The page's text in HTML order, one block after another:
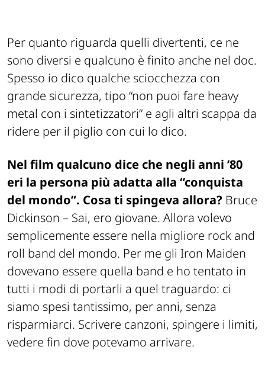
Per quanto riguarda quelli divertenti, ce ne
sono diversi e qualcuno è finito anche nel doc.
Spesso io dico qualche sciocchezza con
grande sicurezza, tipo “non puoi fare heavy
metal con i sintetizzatori” e agli altri scappa da
ridere per il piglio con cui lo dico.
Nel film qualcuno dice che negli anni ’80
eri la persona più adatta alla “conquista
del mondo”. Cosa ti spingeva allora? Bruce
Dickinson – Sai, ero giovane. Allora volevo
semplicemente essere nella migliore rock and
roll band del mondo. Per me gli Iron Maiden
dovevano essere quella band e ho tentato in
tutti i modi di portarli a quel traguardo: ci
siamo spesi tantissimo, per anni, senza
risparmiarci. Scrivere canzoni, spingere i limiti,
vedere fin dove potevamo arrivare.